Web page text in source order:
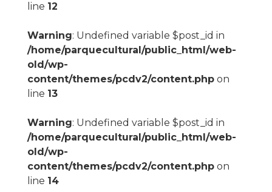
line 12
Warning: Undefined variable $post_id in
/home/parquecultural/public_html/web-
old/wp-
content/themes/pcdv2/content.phpon
line 13
Warning: Undefined variable $post_id in
/home/parquecultural/public_html/web-
old/wp-
content/themes/pcdv2/content.phpon
line 14